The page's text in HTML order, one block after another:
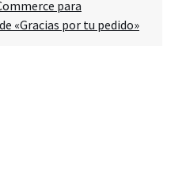
para
«Gracias por tu pedido»